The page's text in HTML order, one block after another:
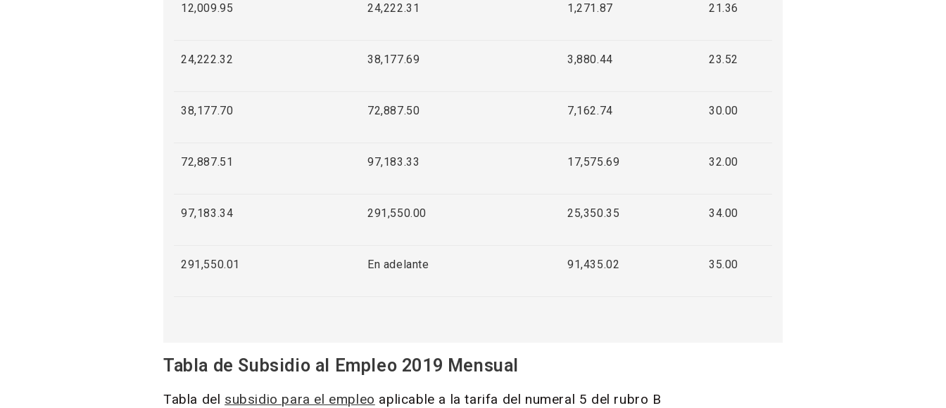
12,009.95 24,222.31 1,271.87 21.36
24,222.32 38,177.69 3,880.44 23.52
38,177.70 72,887.50 7,162.74 30.00
72,887.51 97,183.33 17,575.69 32.00
97,183.34 291,550.00 25,350.35 34.00
291,550.01 En adelante 91,435.02 35.00
Tabla de Subsidio al Empleo 2019 Mensual
Tabla del subsidio para el empleo aplicable a la tarifa del numeral 5 del rubro B